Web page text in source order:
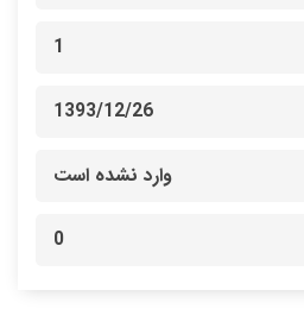
1
1393/12/26
وارد نشده است
0